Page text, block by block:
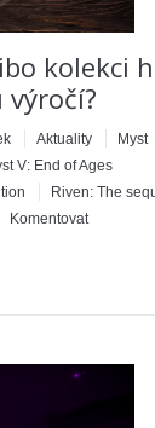
kolekci
Aktuality Myst
V: End of Ages
Riven: The
Komentovat